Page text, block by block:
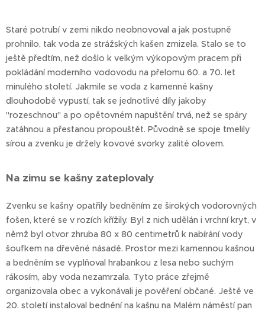
Staré potrubí v zemi nikdo neobnovoval a jak postupně
prohnilo, tak voda ze strážských kašen zmizela. Stalo se to
ještě předtím, než došlo k velkým výkopovým pracem při
pokládání moderního vodovodu na přelomu 60. a 70. let
minulého století. Jakmile se voda z kamenné kašny
dlouhodobě vypustí, tak se jednotlivé díly jakoby
"rozeschnou" a po opětovném napuštění trvá, než se spáry
zatáhnou a přestanou propouštět. Původně se spoje tmelily
sírou a zvenku je držely kovové svorky zalité olovem.
Na zimu se kašny zateplovaly
Zvenku se kašny opatřily bedněním ze širokých vodorovných
fošen, které se v rozích křížily. Byl z nich udělán i vrchní kryt, v
němž byl otvor zhruba 80 x 80 centimetrů k nabírání vody
šoufkem na dřevěné násadě. Prostor mezi kamennou kašnou
a bedněním se vyplňoval hrabankou z lesa nebo suchým
rákosím, aby voda nezamrzala. Tyto práce zřejmě
organizovala obec a vykonávali je pověření občané. Ještě ve
20. století instaloval bednění na kašnu na Malém náměstí pan